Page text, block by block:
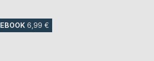
EBOOK 6,99 €